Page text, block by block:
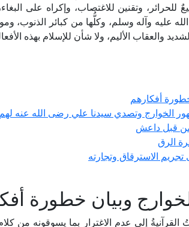
للحرائر، وتقنين للاغتصاب، وإكراه على
عليه وآله وسلم، وكلُّها من كبائر الذنوب،
والعقاب الأليم، ولا شأن للإسلام بهذه
أفكارهم
الخوارج وتصدي سيدنا علي رضى الله عنه لهم
قبل داعش
الرق
تجريم الاسترقاق وتجارته
وبيان خطورة
القرآنيةُ إلى عدم الاغترار بما يسوقونه من